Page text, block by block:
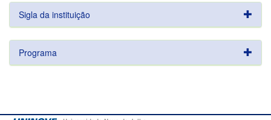
Sigla da instituição
Programa